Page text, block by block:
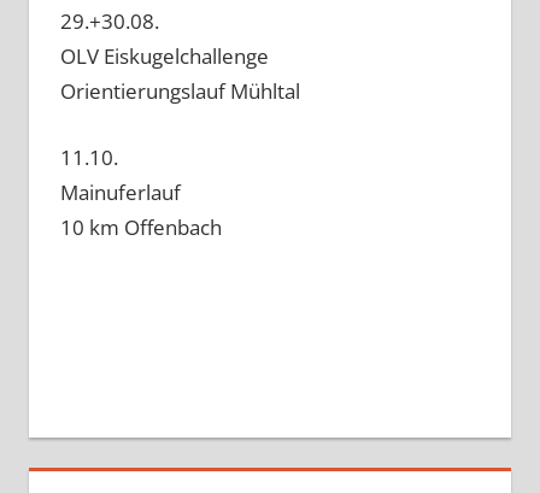
29.+30.08.
OLV Eiskugelchallenge
Orientierungslauf Mühltal
11.10.
Mainuferlauf
10 km Offenbach